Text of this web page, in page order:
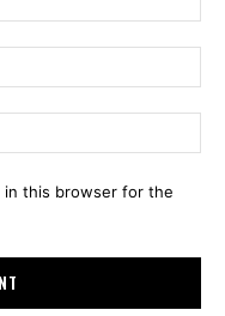
in this browser for the